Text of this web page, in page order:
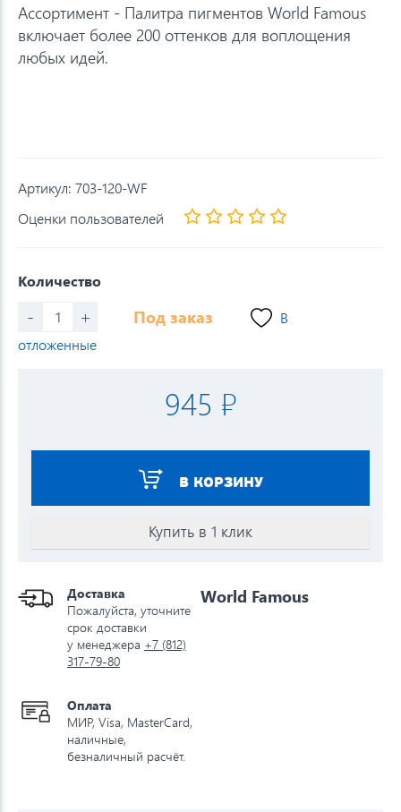
Ассортимент - Палитра пигментов World Famous
включает более 200 оттенков для воплощения
любых идей.
Артикул: 703-120-WF
Оценки пользователей
Количество
- + Под заказ
В
отложенные
945 ₽
В КОРЗИНУ
Купить в 1 клик
Доставка
Пожалуйста, уточните
срок доставки
у менеджера +7 (812)
317-79-80
Оплата
МИР, Visa, MasterCard,
наличные,
безналичный расчёт.
World Famous